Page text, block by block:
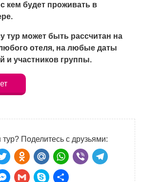
кем будет проживать в
тур может быть рассчитан на
отеля, на любые даты
и участников группы.
Поделитесь с друзьями:
Twitter
Odnoklassniki
Mail.Ru
WhatsApp